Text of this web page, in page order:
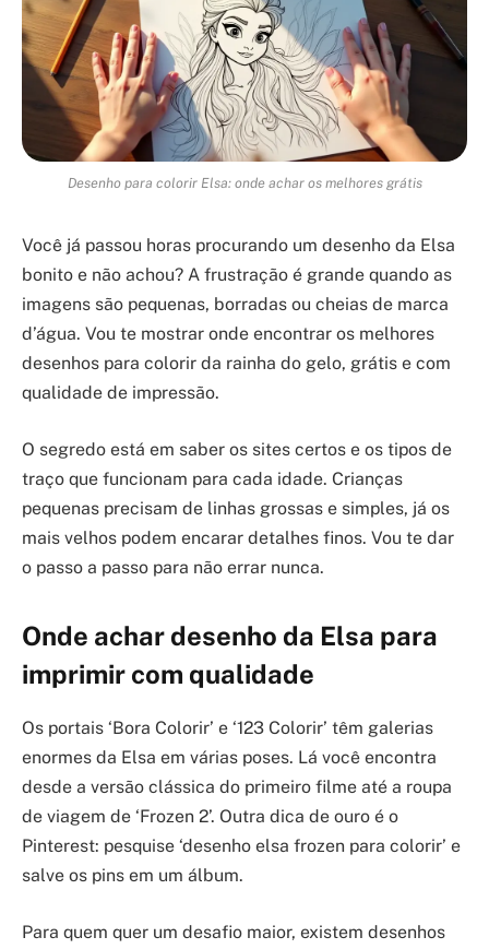
Desenho para colorir Elsa: onde achar os melhores grátis
Você já passou horas procurando um desenho da Elsa
bonito e não achou? A frustração é grande quando as
imagens são pequenas, borradas ou cheias de marca
d’água. Vou te mostrar onde encontrar os melhores
desenhos para colorir da rainha do gelo, grátis e com
qualidade de impressão.
O segredo está em saber os sites certos e os tipos de
traço que funcionam para cada idade. Crianças
pequenas precisam de linhas grossas e simples, já os
mais velhos podem encarar detalhes finos. Vou te dar
o passo a passo para não errar nunca.
Onde achar desenho da Elsa para
imprimir com qualidade
Os portais ‘Bora Colorir’ e ‘123 Colorir’ têm galerias
enormes da Elsa em várias poses. Lá você encontra
desde a versão clássica do primeiro filme até a roupa
de viagem de ‘Frozen 2’. Outra dica de ouro é o
Pinterest: pesquise ‘desenho elsa frozen para colorir’ e
salve os pins em um álbum.
Para quem quer um desafio maior, existem desenhos